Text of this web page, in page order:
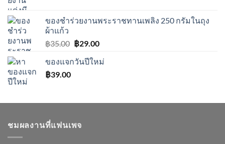
฿25.00.฿23.00.
ของชำร่วยงานพระราชทานเพลิง 250 กรัมในถุง
ผ้าแก้ว
฿35.00 Original
was:
฿29.00Current
is:
ของแจกวันปีใหม่
฿39.00
ชมผลงานที่แฟนเพจ